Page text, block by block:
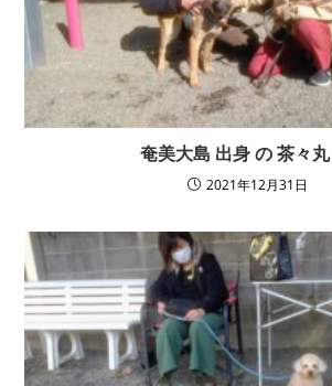
奄美大島 出身 の 茶々丸
2021年12月31日